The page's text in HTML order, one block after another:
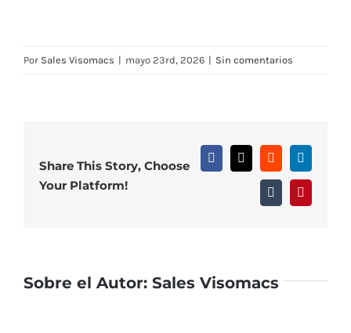
Por Sales Visomacs | mayo 23rd, 2026 | Sin comentarios
Share This Story, Choose
Your Platform!
Facebook
X RedditLinkedIn
TumblrPinterest
Sobre el Autor: Sales Visomacs